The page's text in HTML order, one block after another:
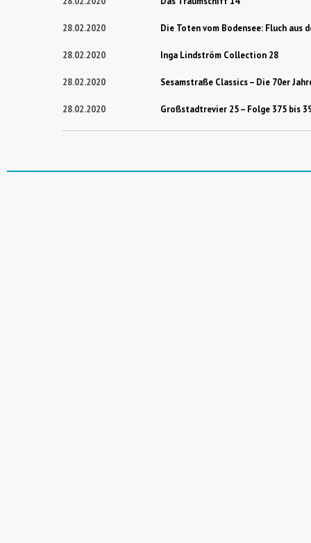
28.02.2020 Die Toten vom Bodensee: Fluch aus
28.02.2020 Inga Lindström Collection 28
28.02.2020 Sesamstraße Classics – Die 70er
28.02.2020 Großstadtrevier 25 – Folge 375 bis